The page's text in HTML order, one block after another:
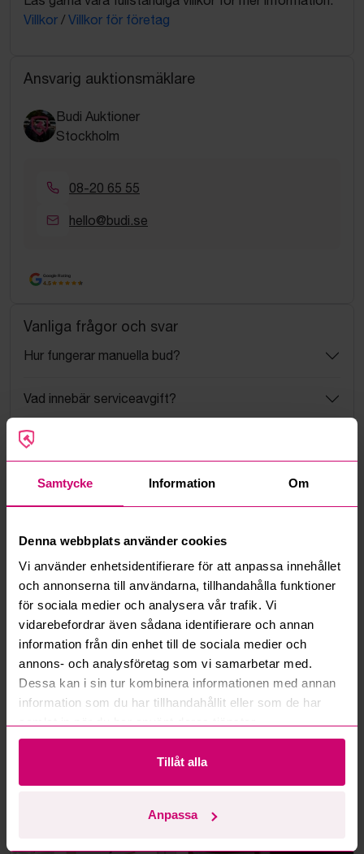
Samtycke Information Om
Denna webbplats använder cookies
Vi använder enhetsidentifierare för att anpassa innehållet
och annonserna till användarna, tillhandahålla funktioner
för sociala medier och analysera vår trafik. Vi
vidarebefordrar även sådana identifierare och annan
information från din enhet till de sociala medier och
annons- och analysföretag som vi samarbetar med.
Dessa kan i sin tur kombinera informationen med annan
information som du har tillhandahållit eller som de har
Tillåt alla
Anpassa
Villkor / Villkor för företag
Ansvarig auktionsmäklare
Budi Auktioner
Stockholm
08-20 65 55
hello@budi.se
Google Rating
4.5
Vanliga frågor och svar
Hur fungerar manuella bud?
Vad innebär serviceavgift?
Vad är ett reservationspris?
Hur fungerar maxbud?
Kan jag ångra ett bud?
Kan ni frakta mina vunna objekt?
Läs fler frågor och svar